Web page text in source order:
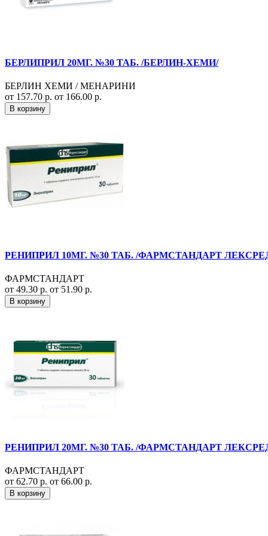
БЕРЛИПРИЛ 20МГ. №30 ТАБ. /БЕРЛИН-ХЕМИ/
БЕРЛИН ХЕМИ / МЕНАРИНИ
от 157.70 р. от 166.00 р.
В корзину
РЕНИПРИЛ 10МГ. №30 ТАБ. /ФАРМСТАНДАРТ
ФАРМСТАНДАРТ
от 49.30 р. от 51.90 р.
В корзину
РЕНИПРИЛ 20МГ. №30 ТАБ. /ФАРМСТАНДАРТ
ФАРМСТАНДАРТ
от 62.70 р. от 66.00 р.
В корзину